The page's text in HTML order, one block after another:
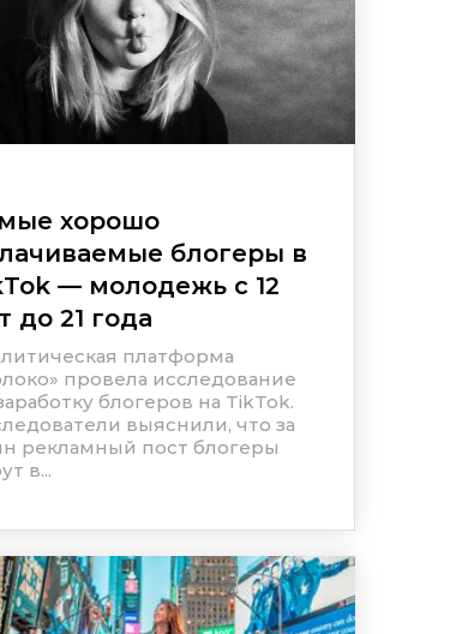
хорошо
блогеры в
— молодежь с 12
до 21 года
платформа
провела исследование
блогеров на TikTok.
выяснили, что за
рекламный пост блогеры
в...